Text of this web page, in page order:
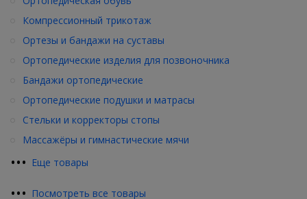
••• Еще товары
Компрессионный трикотаж
Ортезы и бандажи на суставы
Ортопедические изделия для позвоночника
Бандажи ортопедические
Ортопедические подушки и матрасы
Стельки и корректоры стопы
Массажёры и гимнастические мячи
••• Посмотреть все товары